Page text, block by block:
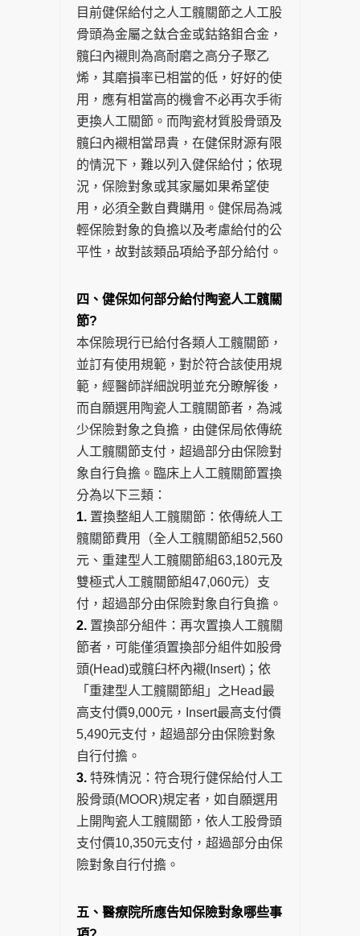
目前健保給付之人工髖關節之人工股
骨頭為金屬之鈦合金或鈷鉻鉬合金，
髖臼內襯則為高耐磨之高分子聚乙
烯，其磨損率已相當的低，好好的使
用，應有相當高的機會不必再次手術
更換人工關節。而陶瓷材質股骨頭及
髖臼內襯相當昂貴，在健保財源有限
的情況下，難以列入健保給付；依現
況，保險對象或其家屬如果希望使
用，必須全數自費購用。健保局為減
輕保險對象的負擔以及考慮給付的公
平性，故對該類品項給予部分給付。
四、健保如何部分給付陶瓷人工髖關
節?
本保險現行已給付各類人工髖關節，
並訂有使用規範，對於符合該使用規
範，經醫師詳細說明並充分瞭解後，
而自願選用陶瓷人工髖關節者，為減
少保險對象之負擔，由健保局依傳統
人工髖關節支付，超過部分由保險對
象自行負擔。臨床上人工髖關節置換
分為以下三類：
1. 置換整組人工髖關節：依傳統人工
髖關節費用（全人工髖關節組52,560
元、重建型人工髖關節組63,180元及
雙極式人工髖關節組47,060元）支
付，超過部分由保險對象自行負擔。
2. 置換部分組件：再次置換人工髖關
節者，可能僅須置換部分組件如股骨
頭(Head)或髖臼杯內襯(Insert)；依
「重建型人工髖關節組」之Head最
高支付價9,000元，Insert最高支付價
5,490元支付，超過部分由保險對象
自行付擔。
3. 特殊情況：符合現行健保給付人工
股骨頭(MOOR)規定者，如自願選用
上開陶瓷人工髖關節，依人工股骨頭
支付價10,350元支付，超過部分由保
險對象自行付擔。
五、醫療院所應告知保險對象哪些事